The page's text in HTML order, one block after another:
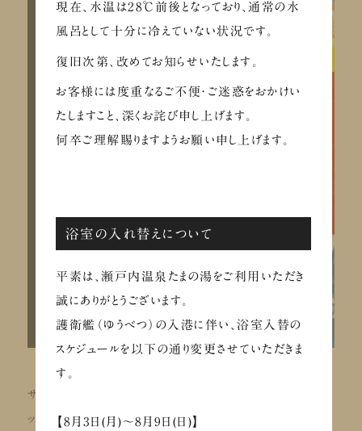
サウナドリンクは、凪茶にて、オロポ（オロナミンC×ポカリスエ
ット）・オれも（オロナミンC×みれも）・オロックス（オロナミンC×
現在、水温は28℃前後となっており、通常の水
風呂として十分に冷えていない状況です。
復旧次第、改めてお知らせいたします。
お客様には度重なるご不便・ご迷惑をおかけい
たしますこと、深くお詫び申し上げます。
何卒ご理解賜りますようお願い申し上げます。
浴室の入れ替えについて
平素は、瀬戸内温泉たまの湯をご利用いただき
誠にありがとうございます。
護衛艦（ゆうべつ）の入港に伴い、浴室入替の
スケジュールを以下の通り変更させていただきま
す。
【8月3日(月)～8月9日(日)】